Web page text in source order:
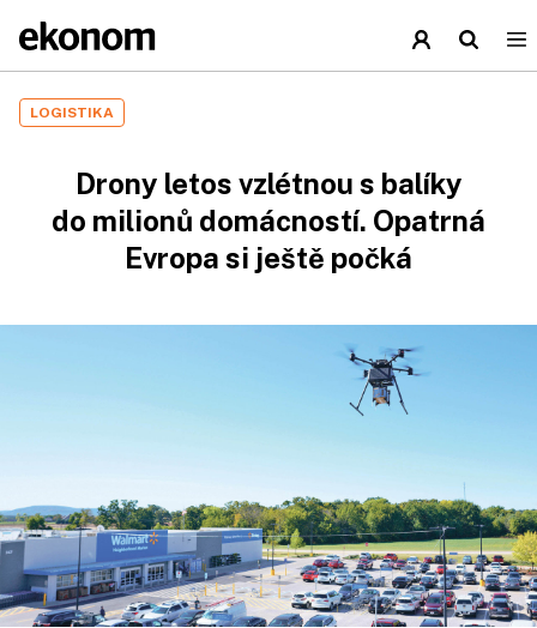
LOGISTIKA
Drony letos vzlétnou s balíky
do milionů domácností. Opatrná
Evropa si ještě počká